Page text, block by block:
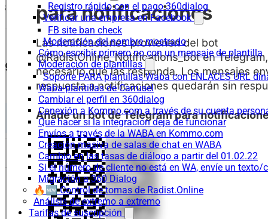
Registro rápido con el pago 360dialog
Verificar una empresa en Facebook
FB site ban check
Moderación del nombre mostrado
Cómo escribir primero no con un mensaje de plantilla
Moderación de plantillas
Soporte PARA plantillas Waba con ENLACES URL
Waba-plantillas de Carrusel
Cambiar el perfil en 360dialog
Conexión a Kommo.com a través de su cuenta
Qué hacer si la integración deja de funcionar
Envíos a través de la WABA en Kommo.com
Creación masiva de salas de chat en WABA
Cambio en las tasas de diálogo a partir del 01.02.22
Si el número de cliente no está en WA, envíe un
Migración a 360 Dialog
🔥🆕 Control de tomas de Radist.Online
Análisis de extremo a extremo
Tarifas de suscripción